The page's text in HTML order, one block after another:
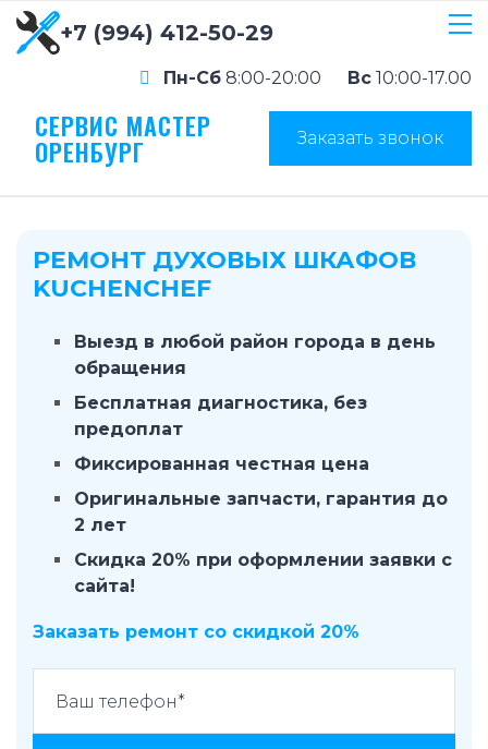
+7 (994) 412-50-29
Пн-Сб 8:00-20:00 Вс 10:00-17.00
СЕРВИС МАСТЕР
ОРЕНБУРГ Заказать звонок
РЕМОНТ ДУХОВЫХ ШКАФОВ
KUCHENCHEF
Выезд в любой район города в день
обращения
Бесплатная диагностика, без
предоплат
Фиксированная честная цена
Оригинальные запчасти, гарантия до
2 лет
Скидка 20% при оформлении заявки с
сайта!
Заказать ремонт со скидкой 20%